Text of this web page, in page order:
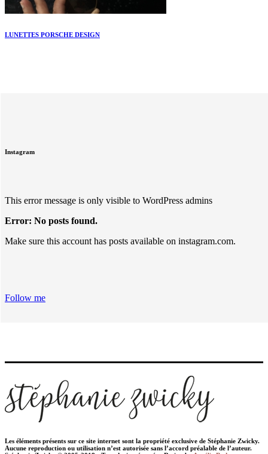
LUNETTES PORSCHE DESIGN
Instagram
This error message is only visible to WordPress admins
Error: No posts found.
Make sure this account has posts available on instagram.com.
Follow me
Les éléments présents sur ce site internet sont la propriété exclusive de Stéphanie Zwicky.
Aucune reproduction ou utilisation n’est autorisée sans l’accord préalable de l’auteur.